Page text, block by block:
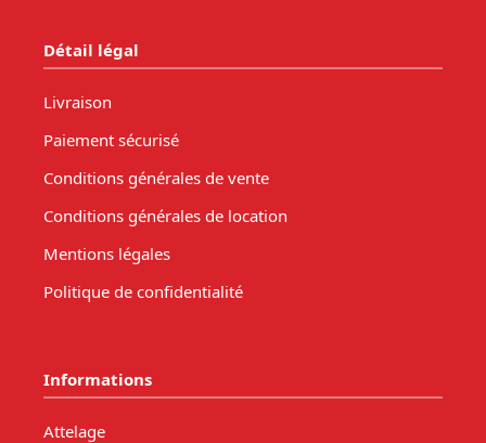
Détail légal
Livraison
Paiement sécurisé
Conditions générales de vente
Conditions générales de location
Mentions légales
Politique de confidentialité
Informations
Attelage